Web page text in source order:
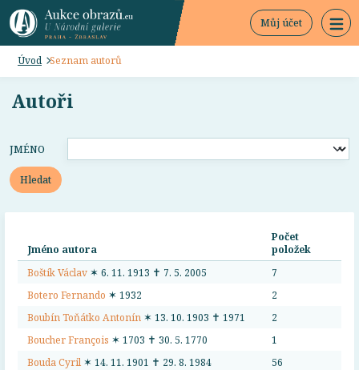
Můj účet
Úvod Seznam autorů
Autoři
JMÉNO
Hledat
Jméno autora
Počet
položek
Boštík Václav ✶ 6. 11. 1913 ✝ 7. 5. 2005
7
Botero Fernando ✶ 1932
2
Boubín Toňátko Antonín ✶ 13. 10. 1903 ✝ 1971
2
Boucher François ✶ 1703 ✝ 30. 5. 1770
1
Bouda Cyril ✶ 14. 11. 1901 ✝ 29. 8. 1984
56